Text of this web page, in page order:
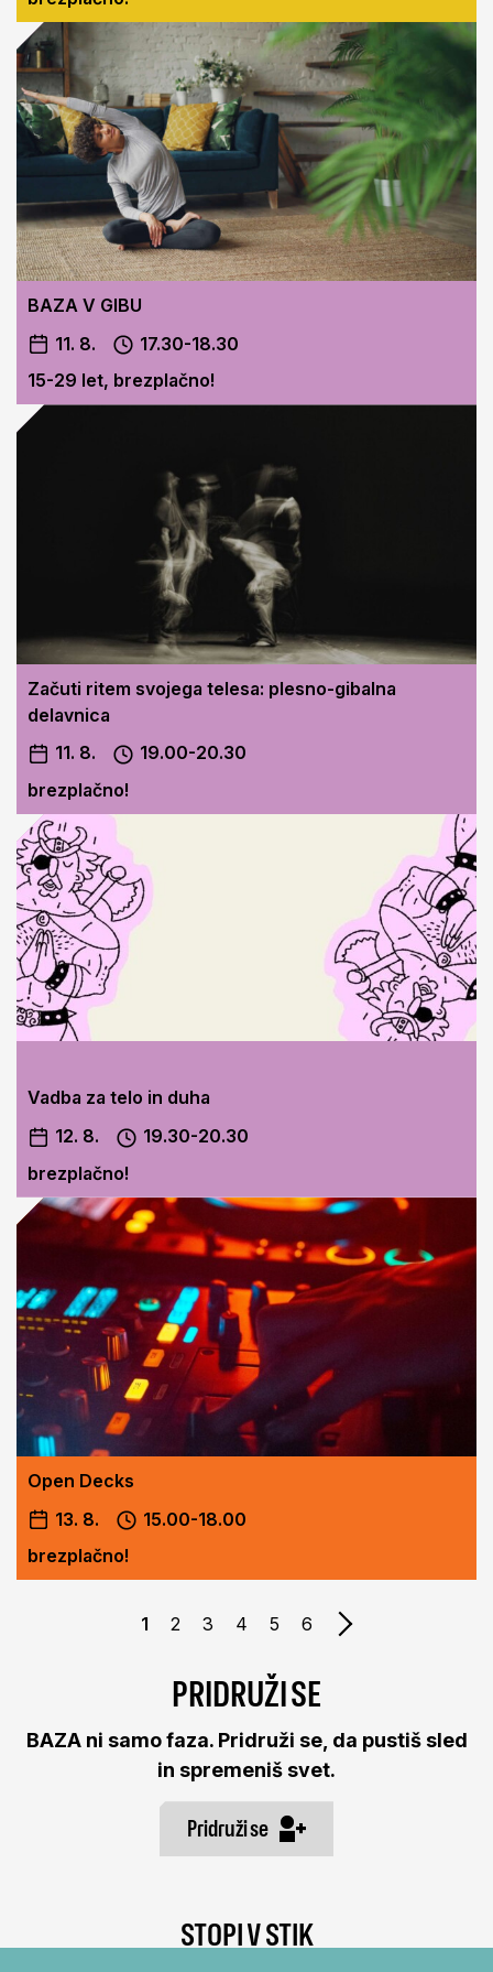
BAZA V GIBU
11. 8.
17.30-18.30
15-29 let, brezplačno!
Začuti ritem svojega telesa: plesno-gibalna
delavnica
11. 8.
19.00-20.30
brezplačno!
Vadba za telo in duha
12. 8.
19.30-20.30
brezplačno!
Open Decks
13. 8.
15.00-18.00
brezplačno!
1 2 3 4 5 6 Naslednja stran
PRIDRUŽI SE
BAZA ni samo faza. Pridruži se, da pustiš sled
in spremeniš svet.
Pridruži se
STOPI V STIK